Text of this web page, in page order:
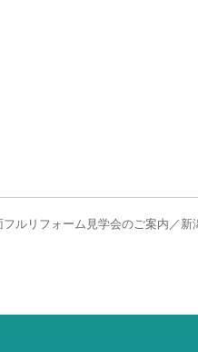
フルリフォーム見学会のご案内／新